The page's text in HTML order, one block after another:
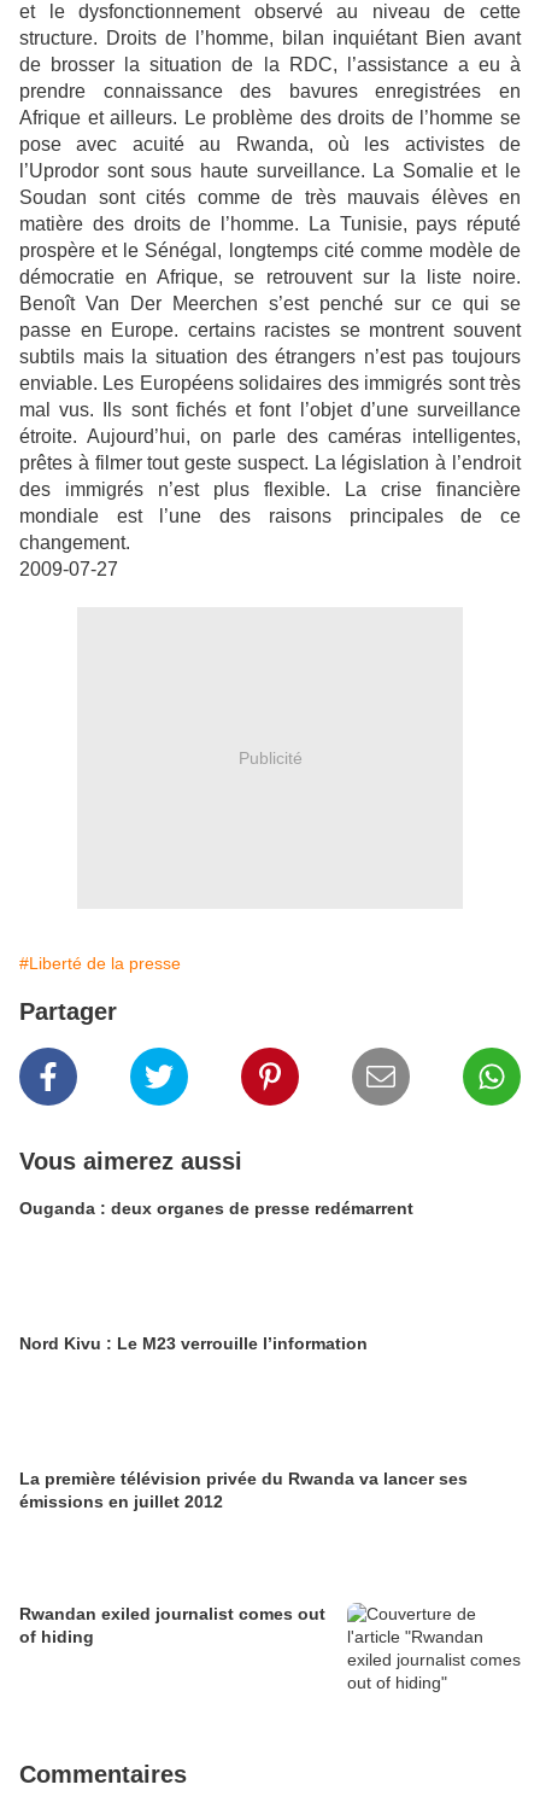
et le dysfonctionnement observé au niveau de cette
structure. Droits de l’homme, bilan inquiétant Bien avant
de brosser la situation de la RDC, l’assistance a eu à
prendre connaissance des bavures enregistrées en
Afrique et ailleurs. Le problème des droits de l’homme se
pose avec acuité au Rwanda, où les activistes de
l’Uprodor sont sous haute surveillance. La Somalie et le
Soudan sont cités comme de très mauvais élèves en
matière des droits de l’homme. La Tunisie, pays réputé
prospère et le Sénégal, longtemps cité comme modèle de
démocratie en Afrique, se retrouvent sur la liste noire.
Benoît Van Der Meerchen s’est penché sur ce qui se
passe en Europe. certains racistes se montrent souvent
subtils mais la situation des étrangers n’est pas toujours
enviable. Les Européens solidaires des immigrés sont très
mal vus. Ils sont fichés et font l’objet d’une surveillance
étroite. Aujourd’hui, on parle des caméras intelligentes,
prêtes à filmer tout geste suspect. La législation à l’endroit
des immigrés n’est plus flexible. La crise financière
mondiale est l’une des raisons principales de ce
changement.
2009-07-27
Publicité
#Liberté de la presse
Partager
Vous aimerez aussi
Ouganda : deux organes de presse redémarrent
Nord Kivu : Le M23 verrouille l’information
La première télévision privée du Rwanda va lancer ses
émissions en juillet 2012
Rwandan exiled journalist comes out
of hiding
Commentaires